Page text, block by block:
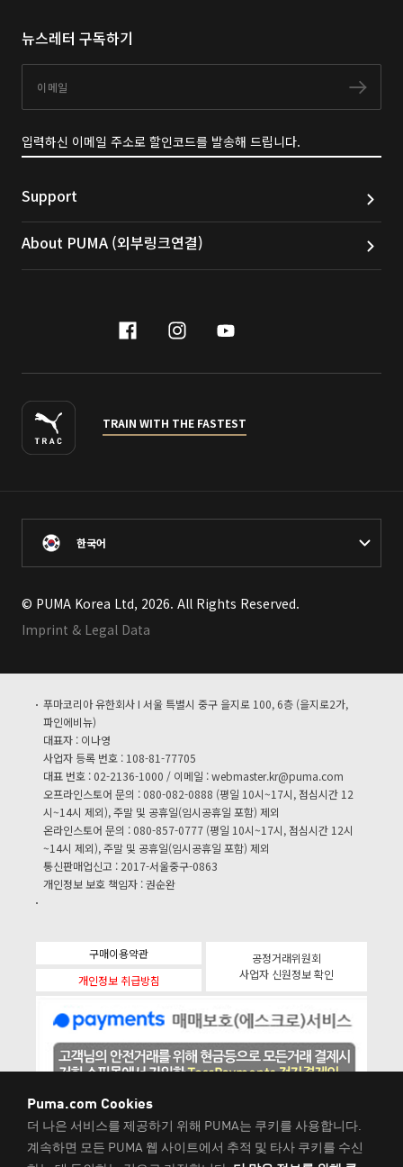
뉴스레터 구독하기
구독
입력하신 이메일 주소로 할인코드를 발송해 드립니다.
Support
About PUMA (외부링크연결)
facebook
instagram
youtube
TRAIN WITH THE FASTEST
한국어
© PUMA Korea Ltd, 2026. All Rights Reserved.
Imprint & Legal Data
푸마코리아 유한회사 I 서울 특별시 중구 을지로 100, 6층 (을지로2가,
파인에비뉴)
대표자 : 이나영
사업자 등록 번호 : 108-81-77705
대표 번호 : 02-2136-1000 / 이메일 :webmaster.kr@puma.com
오프라인스토어 문의 : 080-082-0888 (평일 10시~17시, 점심시간 12
시~14시 제외), 주말 및 공휴일(임시공휴일 포함) 제외
온라인스토어 문의 : 080-857-0777 (평일 10시~17시, 점심시간 12시
~14시 제외), 주말 및 공휴일(임시공휴일 포함) 제외
통신판매업신고 : 2017-서울중구-0863
개인정보 보호 책임자 : 권순완
구매이용약관
개인정보 취급방침
공정거래위원회
사업자 신원정보 확인